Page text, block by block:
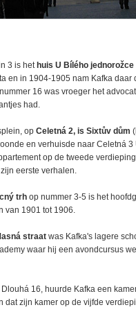
3 is het huis U Bílého jednorožce
en in 1904-1905 nam Kafka
16 was vroeger het
had.
op Celetná 2, is Sixtův dům
en verhuisde naar Celetná
op de tweede
eerste verhalen.
trh op nummer 3-5 is het
van 1901 tot 1906.
straat was Kafka's lagere
waar hij een avondcursus
16, huurde Kafka een
dat zijn kamer op de vijfde